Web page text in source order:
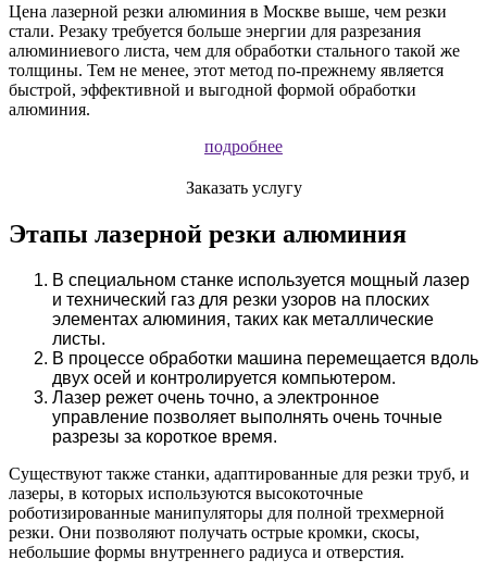
Цена лазерной резки алюминия в Москве выше, чем резки
стали. Резаку требуется больше энергии для разрезания
алюминиевого листа, чем для обработки стального такой же
толщины. Тем не менее, этот метод по-прежнему является
быстрой, эффективной и выгодной формой обработки
алюминия.
подробнее
Заказать услугу
Этапы лазерной резки алюминия
В специальном станке используется мощный лазер
и технический газ для резки узоров на плоских
элементах алюминия, таких как металлические
листы.
В процессе обработки машина перемещается вдоль
двух осей и контролируется компьютером.
Лазер режет очень точно, а электронное
управление позволяет выполнять очень точные
разрезы за короткое время.
Существуют также станки, адаптированные для резки труб, и
лазеры, в которых используются высокоточные
роботизированные манипуляторы для полной трехмерной
резки. Они позволяют получать острые кромки, скосы,
небольшие формы внутреннего радиуса и отверстия.